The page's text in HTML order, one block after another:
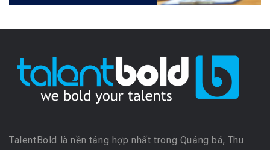
TalentBold là nền tảng hợp nhất trong Quảng bá, Thu